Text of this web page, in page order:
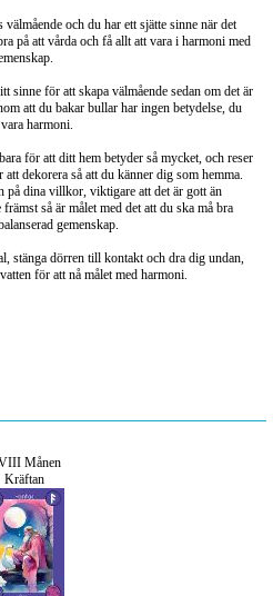
och du har ett sjätte sinne när det
på att vårda och få allt att vara i harmoni med
sinne för att skapa välmående sedan om det är
att du bakar bullar har ingen betydelse, du
harmoni.
för att ditt hem betyder så mycket, och reser
dekorera så att du känner dig som hemma.
på dina villkor, viktigare att det är gott än
så är målet med det att du ska må bra
gemenskap.
stänga dörren till kontakt och dra dig undan,
för att nå målet med harmoni.
Månen
Kräftan